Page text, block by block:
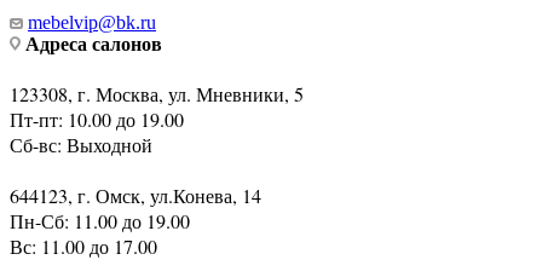
mebelvip@bk.ru
Адреса салонов
123308, г. Москва, ул. Мневники, 5
Пт-пт: 10.00 до 19.00
Сб-вс: Выходной
644123, г. Омск, ул.Конева, 14
Пн-Сб: 11.00 до 19.00
Вс: 11.00 до 17.00